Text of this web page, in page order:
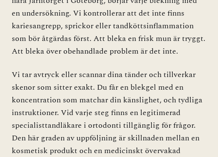
en undersökning. Vi kontrollerar att det inte finns
kariesangrepp, sprickor eller tandköttsinflammation
som bör åtgärdas först. Att bleka en frisk mun är tryggt.
Att bleka över obehandlade problem är det inte.
Vi tar avtryck eller scannar dina tänder och tillverkar
skenor som sitter exakt. Du får en blekgel med en
koncentration som matchar din känslighet, och tydliga
instruktioner. Vid varje steg finns en legitimerad
specialisttandläkare i ortodonti tillgänglig för frågor.
Den här graden av uppföljning är skillnaden mellan en
kosmetisk produkt och en medicinskt övervakad